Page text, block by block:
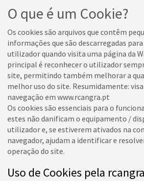
O que é um Cookie?
Os cookies são arquivos que contêm
informações que são descarregadas
utilizador quando visita uma página da
principal é reconhecer o utilizador
site, permitindo também melhorar a
melhor uso do site. Resumidamente:
navegação em www.rcangra.pt
Os cookies são essenciais para o
estes não danificam o equipamento /
utilizador e, se estiverem ativados na
navegador, ajudam a identificar e
operação do site.
Uso de Cookies pela rcangra